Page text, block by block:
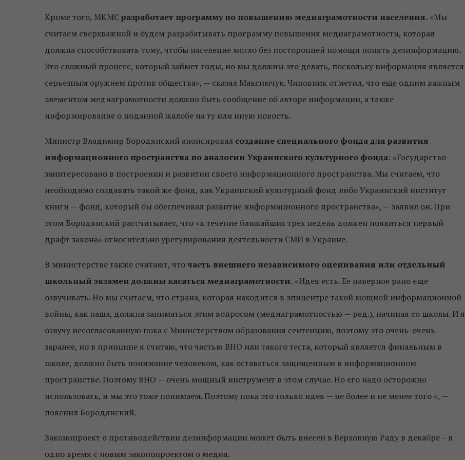
Кроме того, МКМСразработает программу по повышению медиаграмотности населения. «Мы
считаем сверхважной и будем разрабатывать программу повышения медиаграмотности, которая
должна способствовать тому, чтобы население могло без посторонней помощи понять дезинформацию.
Это сложный процесс, который займет годы, но мы должны это делать, поскольку информация является
серьезным оружием против общества», — сказал Максимчук. Чиновник отметил, что еще одним важным
элементом медиаграмотности должно быть сообщение об авторе информации, а также
информирование о поданной жалобе на ту или иную новость.
Министр Владимир Бородянский анонсировал создание специального фонда для развития
информационного пространства по аналогии Украинского культурного фонда: «Государство
заинтересовано в построении и развитии своего информационного пространства. Мы считаем, что
необходимо создавать такой же фонд, как Украинский культурный фонд либо Украинский институт
книги — фонд, который бы обеспечивал развитие информационного пространства», — заявил он. При
этом Бородянский рассчитывает, что «в течение ближайших трех недель должен появиться первый
драфт закона» относительно урегулирования деятельности СМИ в Украине.
В министерстве также считают, чточасть внешнего независимого оценивания или отдельный
школьный экзамен должны касаться медиаграмотности. «Идея есть. Ее наверное рано еще
озвучивать. Но мы считаем, что страна, которая находится в эпицентре такой мощной информационной
войны, как наша, должна заниматься этим вопросом (медиаграмотностью — ред.), начиная со школы. И я
озвучу несогласованную пока с Министерством образования сентенцию, поэтому это очень-очень
заранее, но в принципе я считаю, что частью ВНО или такого теста, который является финальным в
школе, должно быть понимание человеком, как оставаться защищенным в информационном
пространстве. Поэтому ВНО — очень мощный инструмент в этом случае. Но его надо осторожно
использовать, и мы это тоже понимаем. Поэтому пока это только идея — не более и не менее того «, —
пояснил Бородянский.
Законопроект о противодействии дезинформации может быть внесен в Верховную Раду в декабре – в
одно время с новым законопроектом о медиа.